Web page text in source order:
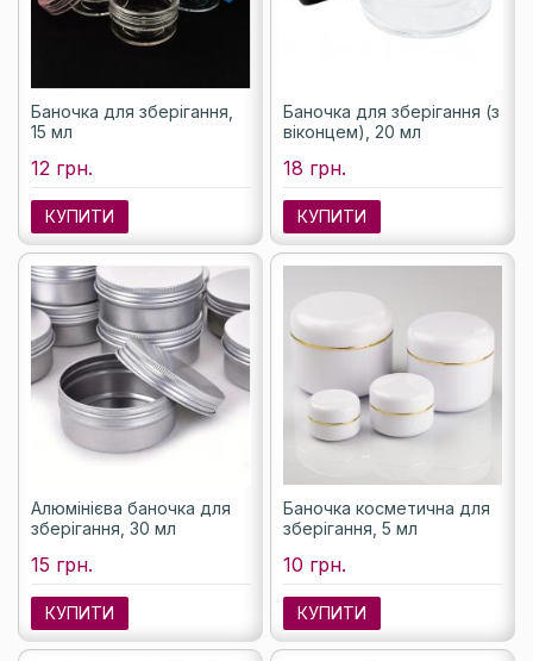
Баночка для зберігання,
15 мл
12 грн.
КУПИТИ
Баночка для зберігання (з
віконцем), 20 мл
18 грн.
КУПИТИ
Алюмінієва баночка для
зберігання, 30 мл
15 грн.
КУПИТИ
Баночка косметична для
зберігання, 5 мл
10 грн.
КУПИТИ